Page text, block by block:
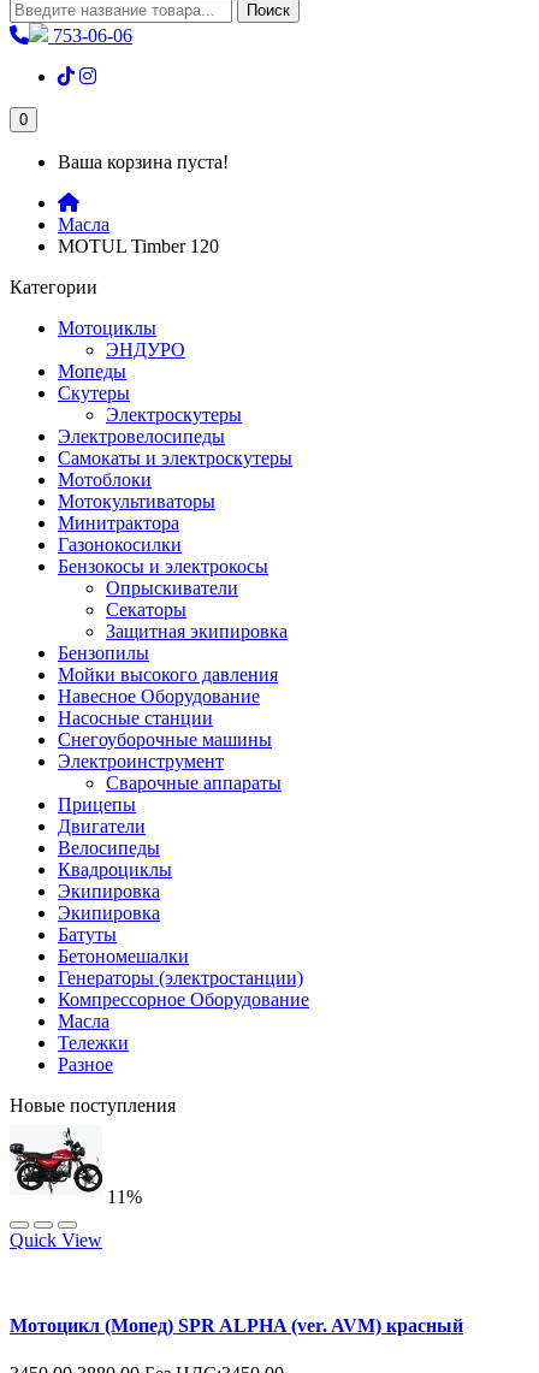
Поиск
753-06-06
0
Ваша корзина пуста!
Масла
MOTUL Timber 120
Категории
Мотоциклы
ЭНДУРО
Мопеды
Скутеры
Электроскутеры
Электровелосипеды
Самокаты и электроскутеры
Мотоблоки
Мотокультиваторы
Минитрактора
Газонокосилки
Бензокосы и электрокосы
Опрыскиватели
Секаторы
Защитная экипировка
Бензопилы
Мойки высокого давления
Навесное Оборудование
Насосные станции
Снегоуборочные машины
Электроинструмент
Сварочные аппараты
Прицепы
Двигатели
Велосипеды
Квадроциклы
Экипировка
Экипировка
Батуты
Бетономешалки
Генераторы (электростанции)
Компрессорное Оборудование
Масла
Тележки
Разное
Новые поступления
11%
Quick View
Мотоцикл (Мопед) SPR ALPHA (ver. AVM) красный